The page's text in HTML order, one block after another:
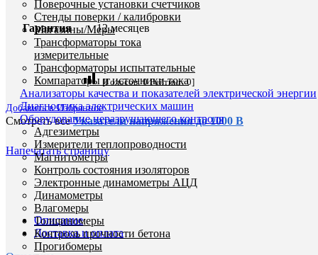
Поверочные установки счетчиков
Стенды поверки / калибровки
Магазины/Меры
Трансформаторы тока
измерительные
Трансформаторы испытательные
Компараторы и источники тока
Анализаторы качества и показателей электрической энергии
Диагностика электрических машин
Оборудование неразрушающего контроля
Адгезиметры
Измерители теплопроводности
Магнитометры
Контроль состояния изоляторов
Электронные динамометры АЦД
Динамометры
Влагомеры
Толщиномеры
Контроль прочности бетона
Прогибомеры
Гарантия 12 месяцев
[Голосов:0Рейтинг:0]
Добавить в Избранное
Смотреть всеУказатели напряжения до 1000 В
Напечатать страницу
Описание
Доставка и оплата